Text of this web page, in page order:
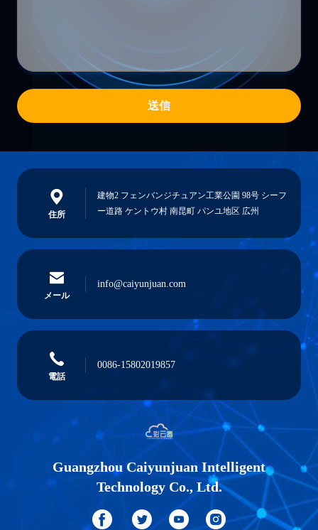
送信
住所
建物2 フェンバンジチュアン工業公園 98号 シーフ
ー道路 ケントウ村 南昆町 パンユ地区 広州
メール
info@caiyunjuan.com
電話
0086-15802019857
Guangzhou Caiyunjuan Intelligent
Technology Co., Ltd.